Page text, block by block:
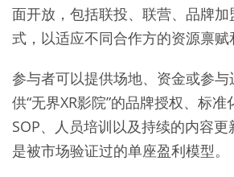
面开放，包括联投、联营、品牌
式，以适应不同合作方的资源禀赋
参与者可以提供场地、资金或参
供“无界XR影院”的品牌授权、标
SOP、人员培训以及持续的内容
是被市场验证过的单座盈利模型。